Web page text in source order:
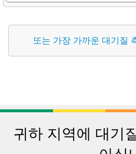
또는 가장 가까운 대기질
귀하 지역에 대기